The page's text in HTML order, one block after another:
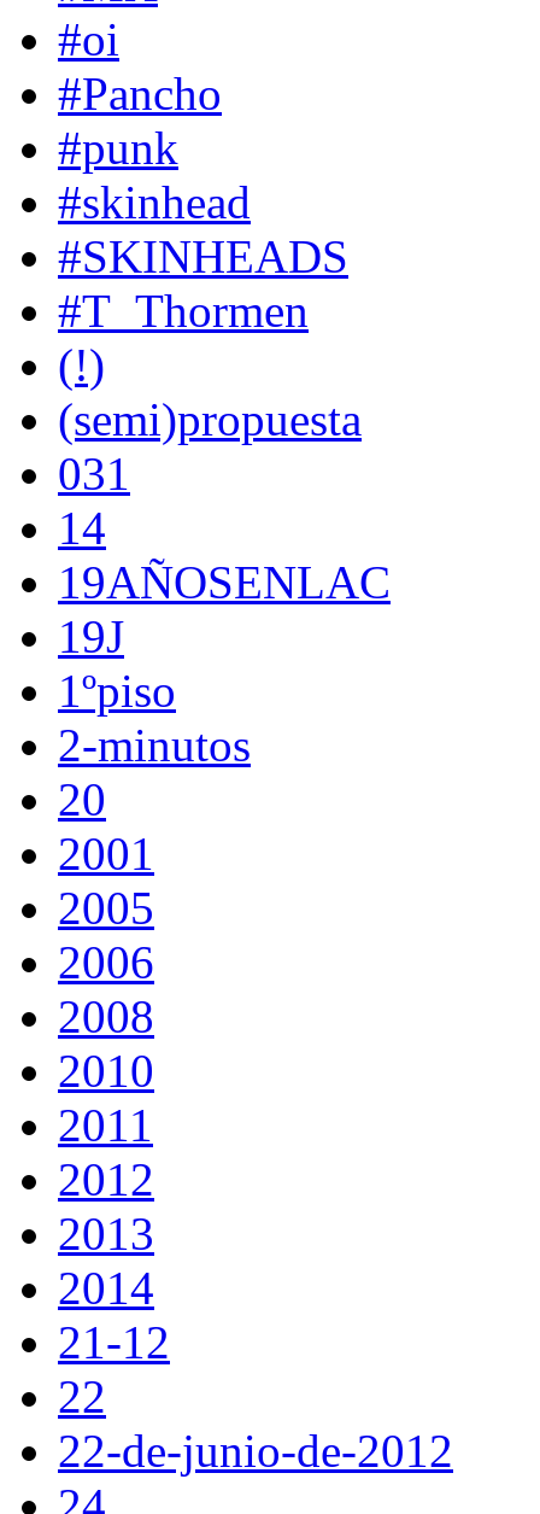
#oi
#Pancho
#punk
#skinhead
#SKINHEADS
#T_Thormen
(!)
(semi)propuesta
031
14
19AÑOSENLAC
19J
1ºpiso
2-minutos
20
2001
2005
2006
2008
2010
2011
2012
2013
2014
21-12
22
22-de-junio-de-2012